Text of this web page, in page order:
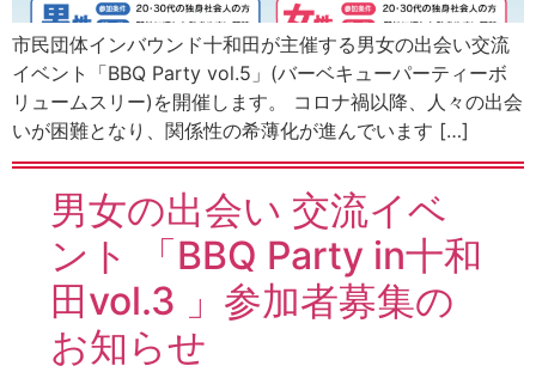
市民団体インバウンド十和田が主催する男女の出会い交流
イベント「BBQ Party vol.5」(バーベキューパーティーボ
リュームスリー)を開催します。 コロナ禍以降、人々の出会
いが困難となり、関係性の希薄化が進んでいます […]
男女の出会い 交流イベ
ント 「BBQ Party in十和
田vol.3 」参加者募集の
お知らせ